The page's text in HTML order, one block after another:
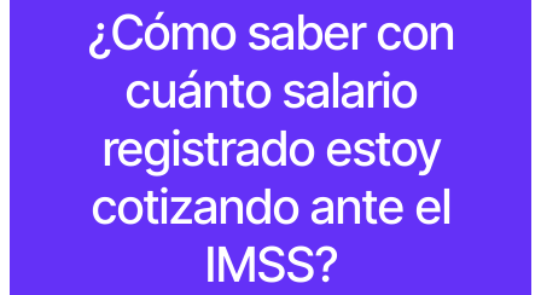
¿Cómo saber con
cuánto salario
registrado estoy
cotizando ante el
IMSS?